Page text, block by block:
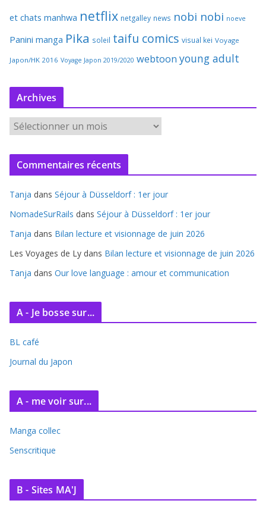
et chats manhwa netflix netgalley news nobi nobi noeve
Panini manga Pika soleil taifu comics visual kei Voyage
Japon/HK 2016 Voyage Japon 2019/2020 webtoon young adult
Archives
r
c
v
e
Commentaires récents
Tanja dans Séjour à Düsseldorf : 1er jour
NomadeSurRails dans Séjour à Düsseldorf : 1er jour
Tanja dans Bilan lecture et visionnage de juin 2026
Les Voyages de Ly dans Bilan lecture et visionnage de juin 2026
Tanja dans Our love language : amour et communication
A - Je bosse sur...
BL café
Journal du Japon
A - me voir sur...
Manga collec
Senscritique
B - Sites MA'J